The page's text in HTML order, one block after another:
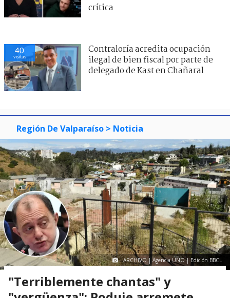
crítica
40
visitas
Contraloría acredita ocupación
ilegal de bien fiscal por parte de
delegado de Kast en Chañaral
Región De Valparaíso > Noticia
ARCHIVO | Agencia UNO | Edición BBCL
"Terriblemente chantas" y